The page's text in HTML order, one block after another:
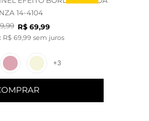
14-4104
,99 R$ 69,99
R$ 69 99 sem juros
+3